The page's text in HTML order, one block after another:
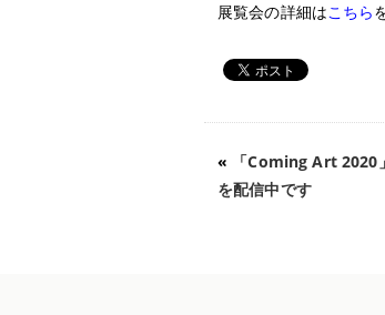
展覧会の詳細はこちら
«
「Coming Art 2020
を配信中です